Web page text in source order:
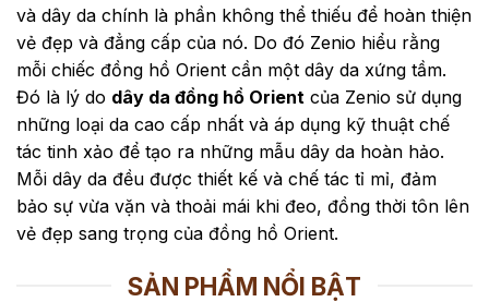
và dây da chính là phần không thể thiếu để hoàn thiện
vẻ đẹp và đẳng cấp của nó. Do đó Zenio hiểu rằng
mỗi chiếc đồng hồ Orient cần một dây da xứng tầm.
Đó là lý do dây da đồng hồ Orient của Zenio sử dụng
những loại da cao cấp nhất và áp dụng kỹ thuật chế
tác tinh xảo để tạo ra những mẫu dây da hoàn hảo.
Mỗi dây da đều được thiết kế và chế tác tỉ mỉ, đảm
bảo sự vừa vặn và thoải mái khi đeo, đồng thời tôn lên
vẻ đẹp sang trọng của đồng hồ Orient.
SẢN PHẨM NỔI BẬT